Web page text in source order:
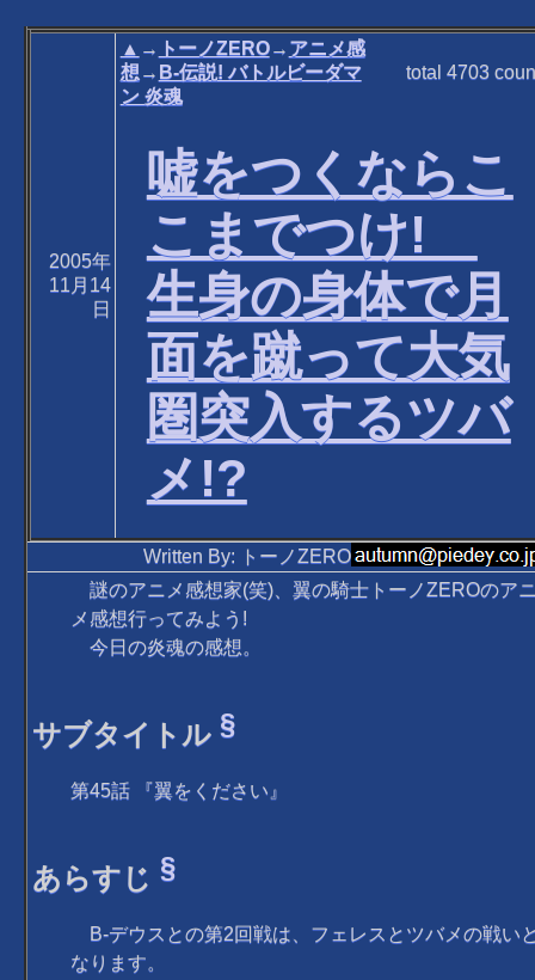
2005年
11月14
日
▲ → トーノZERO→ アニメ感
想 → B-伝説! バトルビーダマ
ン 炎魂
total 4703
嘘をつくならこ
こまでつけ!
生身の身体で月
面を蹴って大気
圏突入するツバ
メ!?
Written By: トーノZERO
謎のアニメ感想家(笑)、翼の騎士トーノZEROのア
メ感想行ってみよう!
今日の炎魂の感想。
サブタイトル §
第45話 『翼をください』
あらすじ §
B-デウスとの第2回戦は、フェレスとツバメの戦い
なります。